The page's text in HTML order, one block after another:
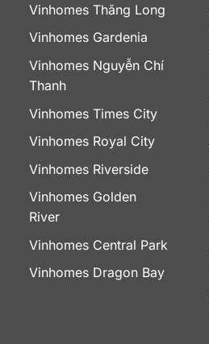
Vinhomes Thăng Long
Vinhomes Gardenia
Vinhomes Nguyễn Chí
Thanh
Vinhomes Times City
Vinhomes Royal City
Vinhomes Riverside
Vinhomes Golden
River
Vinhomes Central Park
Vinhomes Dragon Bay